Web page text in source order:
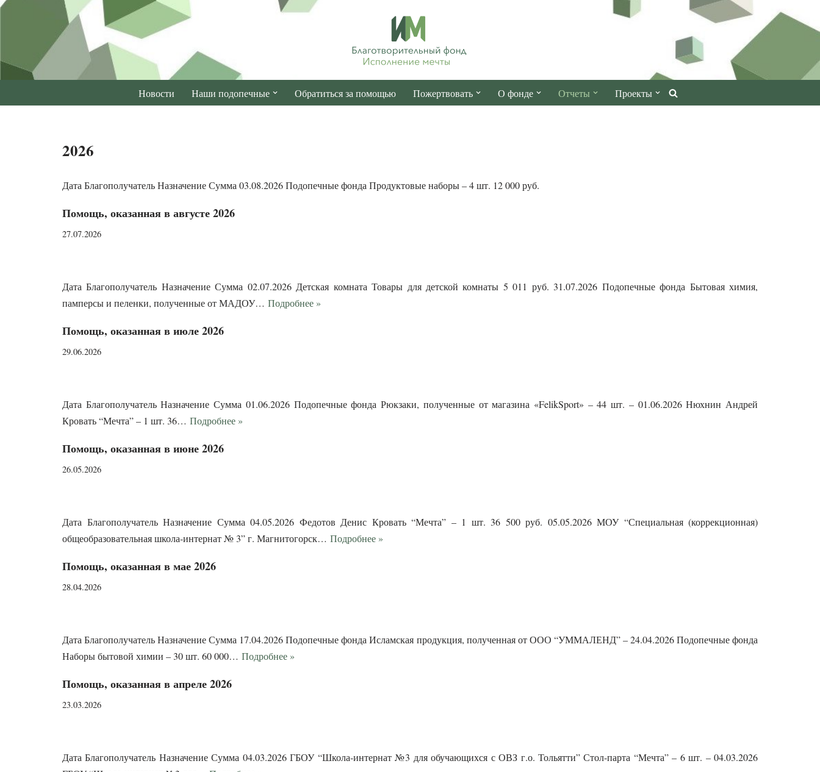
содержимому
Новости Наши подопечные Обратиться за помощью Пожертвовать О фонде Отчеты Проекты
2026
Дата Благополучатель Назначение Сумма 03.08.2026 Подопечные фонда Продуктовые наборы – 4 шт. 12 000 руб.
Помощь, оказанная в августе 2026
27.07.2026
Дата Благополучатель Назначение Сумма 02.07.2026 Детская комната Товары для детской комнаты 5 011 руб. 31.07.2026 Подопечные фонда Бытовая химия,
памперсы и пеленки, полученные от МАДОУ… Подробнее »
Помощь, оказанная в июле 2026
29.06.2026
Дата Благополучатель Назначение Сумма 01.06.2026 Подопечные фонда Рюкзаки, полученные от магазина «FelikSport» – 44 шт. – 01.06.2026 Нюхнин Андрей
Кровать “Мечта” – 1 шт. 36… Подробнее »
Помощь, оказанная в июне 2026
26.05.2026
Дата Благополучатель Назначение Сумма 04.05.2026 Федотов Денис Кровать “Мечта” – 1 шт. 36 500 руб. 05.05.2026 МОУ “Специальная (коррекционная)
общеобразовательная школа-интернат № 3” г. Магнитогорск… Подробнее »
Помощь, оказанная в мае 2026
28.04.2026
Дата Благополучатель Назначение Сумма 17.04.2026 Подопечные фонда Исламская продукция, полученная от ООО “УММАЛЕНД” – 24.04.2026 Подопечные фонда
Наборы бытовой химии – 30 шт. 60 000… Подробнее »
Помощь, оказанная в апреле 2026
23.03.2026
Дата Благополучатель Назначение Сумма 04.03.2026 ГБОУ “Школа-интернат №3 для обучающихся с ОВЗ г.о. Тольятти” Стол-парта “Мечта” – 6 шт. – 04.03.2026